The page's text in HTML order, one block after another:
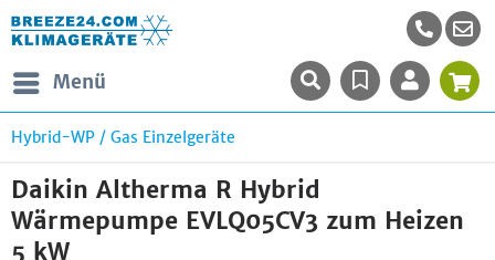
Menü
Hybrid-WP / Gas Einzelgeräte
Daikin Altherma R Hybrid
Wärmepumpe EVLQ05CV3 zum Heizen
5 kW